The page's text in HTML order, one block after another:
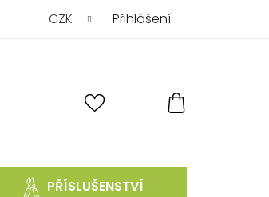
CZK Přihlášení
KOŠÍK
PŘÍSLUŠENSTVÍ